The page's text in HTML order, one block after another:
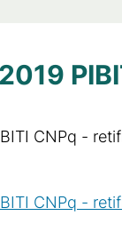
CNPq -
CNPq -